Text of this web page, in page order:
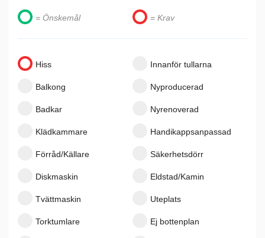
= Önskemål = Krav
Hiss Innanför tullarna
Balkong Nyproducerad
Badkar Nyrenoverad
Klädkammare Handikappsanpassad
Förråd/Källare Säkerhetsdörr
Diskmaskin Eldstad/Kamin
Tvättmaskin Uteplats
Torktumlare Ej bottenplan